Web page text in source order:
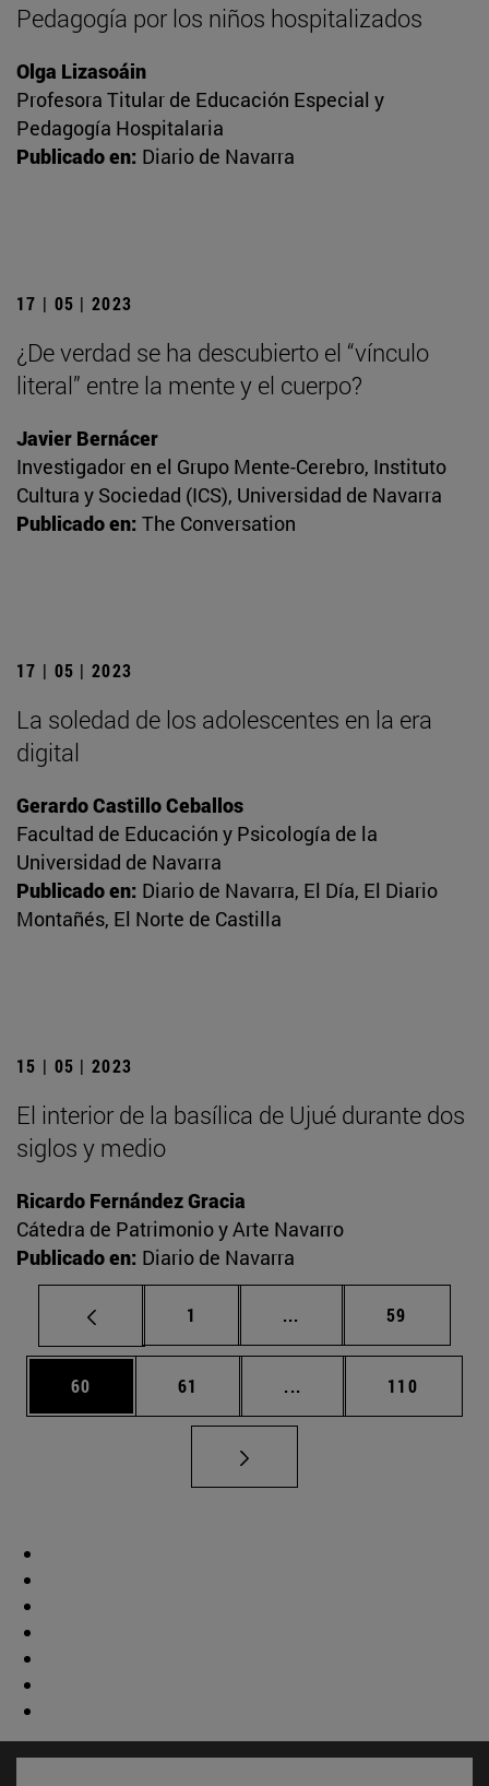
Pedagogía por los niños hospitalizados
Olga Lizasoáin
Profesora Titular de Educación Especial y
Pedagogía Hospitalaria
Publicado en: Diario de Navarra
17 | 05 | 2023
¿De verdad se ha descubierto el “vínculo
literal” entre la mente y el cuerpo?
Javier Bernácer
Investigador en el Grupo Mente-Cerebro, Instituto
Cultura y Sociedad (ICS), Universidad de Navarra
Publicado en: The Conversation
17 | 05 | 2023
La soledad de los adolescentes en la era
digital
Gerardo Castillo Ceballos
Facultad de Educación y Psicología de la
Universidad de Navarra
Publicado en: Diario de Navarra, El Día, El Diario
Montañés, El Norte de Castilla
15 | 05 | 2023
El interior de la basílica de Ujué durante dos
siglos y medio
Ricardo Fernández Gracia
Cátedra de Patrimonio y Arte Navarro
Publicado en: Diario de Navarra
Página
1 ... Páginas intermedias
Página
59
Página
60 Página
61 ... Páginas intermedias
Página
110